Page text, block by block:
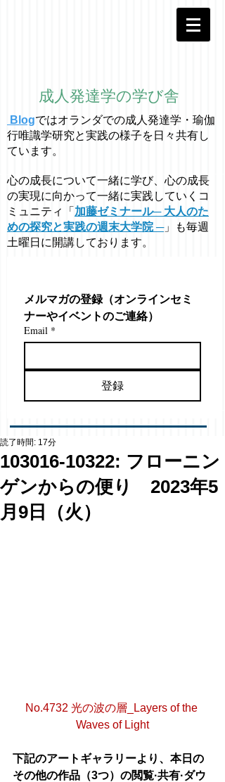
成人発達学の学び舎
Blogではオラ ンダでの成人発達学・ 瑜伽
行唯識学研究と実践の様子を日々共有し
ています。
心の成長について一緒に学び、心の成長
の実現に向かって一緒に実践していくコ
ミュニティ「 加藤ゼミナール─ 大人のた
めの探究と実践の週末大学院 ─」も毎週
土曜日に開講しております。
メルマガの登録（オンラインセミ
ナーやイベントのご連絡）
Email *
登録
103016-10322: フローニン
ゲンからの便り 2023年5
月9日（火）
読了時間: 17分
No.4732 光の波の層_Layers of the
Waves of Light
下記のアートギャラリーより、本日の
その他の作品（3つ）の閲覧·共有·ダウ